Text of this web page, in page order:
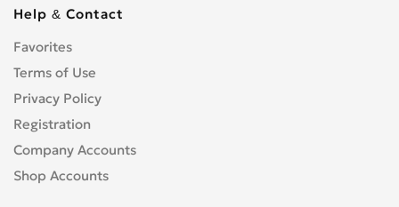
Help & Contact
Favorites
Terms of Use
Privacy Policy
Registration
Company Accounts
Shop Accounts